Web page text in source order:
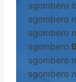
sgombero
sgombero
sgombero
sgombero
sgombero
sgombero